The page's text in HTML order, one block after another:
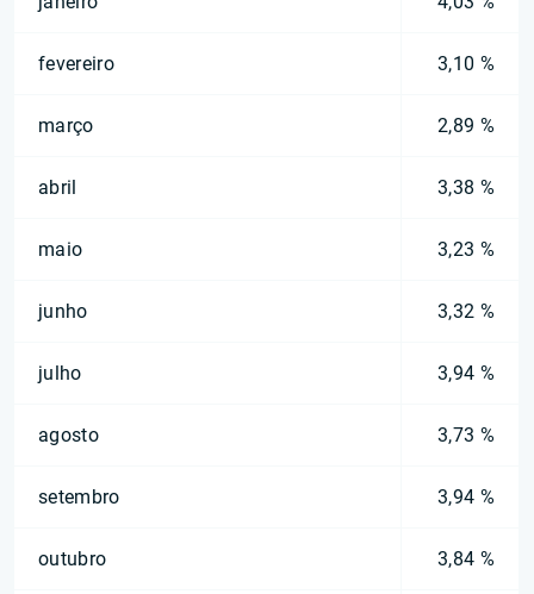
fevereiro 3,10 %
março 2,89 %
abril 3,38 %
maio 3,23 %
junho 3,32 %
julho 3,94 %
agosto 3,73 %
setembro 3,94 %
outubro 3,84 %